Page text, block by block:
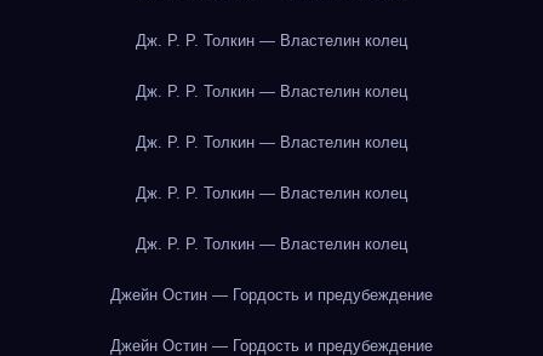
Дж. Р. Р. Толкин — Властелин колец
Дж. Р. Р. Толкин — Властелин колец
Дж. Р. Р. Толкин — Властелин колец
Дж. Р. Р. Толкин — Властелин колец
Дж. Р. Р. Толкин — Властелин колец
Джейн Остин — Гордость и предубеждение
Джейн Остин — Гордость и предубеждение